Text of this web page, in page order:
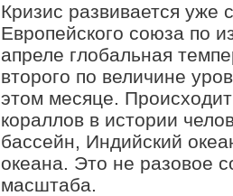
Кризис развивается
Европейского союза по
апреле глобальная
второго по величине
этом месяце.
кораллов в истории
бассейн, Индийский
океана. Это не разовое
масштаба.